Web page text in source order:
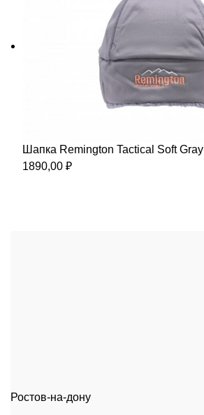
Шапка Remington Tactical Soft Gray
1890,00 ₽
Ростов-на-дону